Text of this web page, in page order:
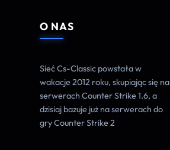
O NAS
Sieć Cs-Classic powstała w
wakacje 2012 roku, skupiając się na
serwerach Counter Strike 1.6, a
dzisiaj bazuje już na serwerach do
gry Counter Strike 2